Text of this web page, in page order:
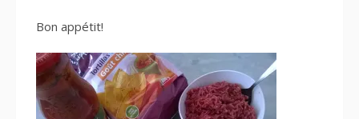
Bon appétit!